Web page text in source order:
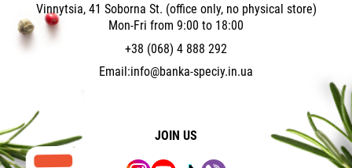
Vinnytsia, 41 Soborna St. (office only, no physical store)
Mon-Fri from 9:00 to 18:00
+38 (068) 4 888 292
Email:info@banka-speciy.in.ua
JOIN US